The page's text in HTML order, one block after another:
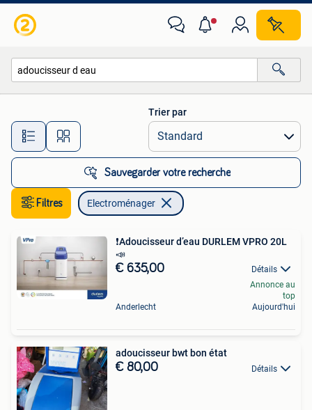
Toutes les distances…
Trier par
Sauvegarder votre recherche
Filtres Electroménager
️❗️Adoucisseur d’eau DURLEM VPRO 20L
📣
€ 635,00 Détails
Anderlecht
Annonce au
top
Aujourd'hui
adoucisseur bwt bon état
€ 80,00 Détails